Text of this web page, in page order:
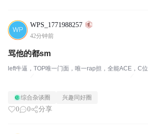
WPS_1771988257
42分钟前
骂他的都sm
left牛逼，TOP唯一门面，唯一rap担，全能ACE，C位
综合杂谈圈 兴趣同好圈
0 0 分享